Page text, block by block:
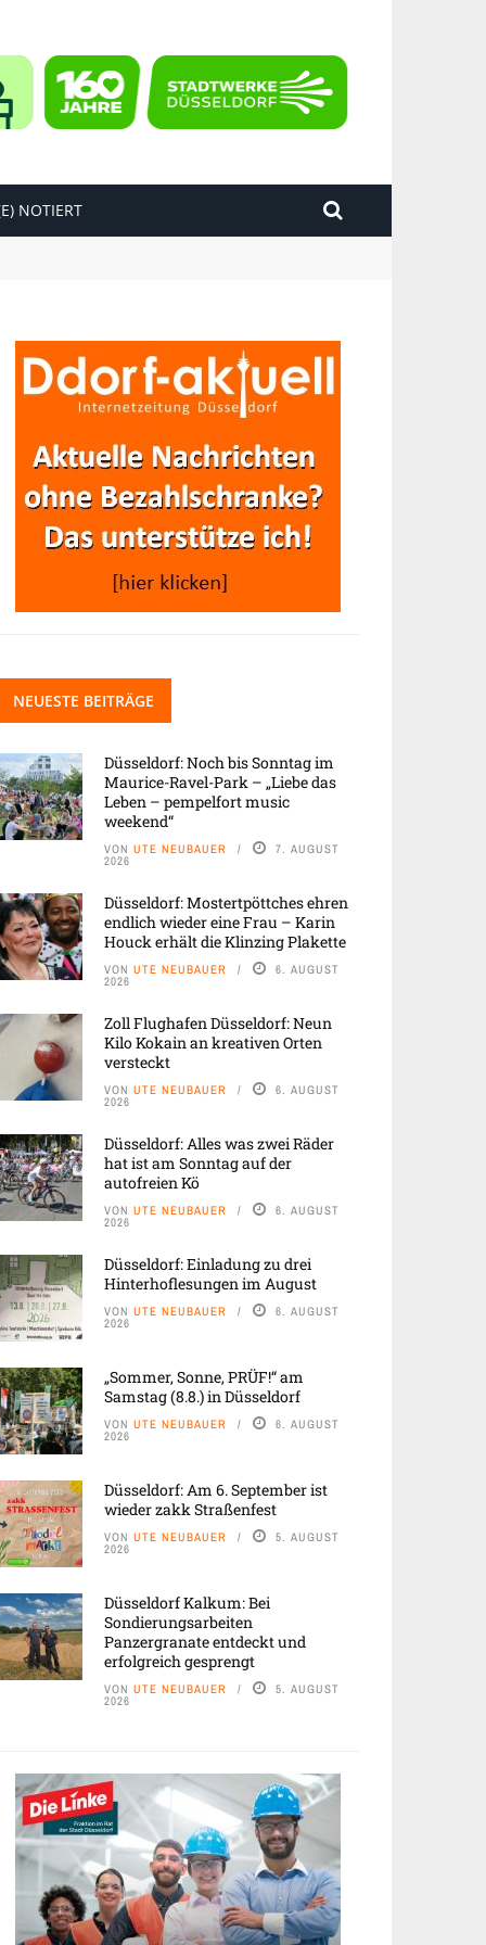
NOTIERT
NEUESTE BEITRÄGE
Düsseldorf: Noch bis Sonntag im
Maurice-Ravel-Park – „Liebe das
Leben – pempelfort music
weekend“
VON UTE NEUBAUER 7. AUGUST
2026
Düsseldorf: Mostertpöttches ehren
endlich wieder eine Frau – Karin
Houck erhält die Klinzing Plakette
VON UTE NEUBAUER 6. AUGUST
2026
Zoll Flughafen Düsseldorf: Neun
Kilo Kokain an kreativen Orten
versteckt
VON UTE NEUBAUER 6. AUGUST
2026
Düsseldorf: Alles was zwei Räder
hat ist am Sonntag auf der
autofreien Kö
VON UTE NEUBAUER 6. AUGUST
2026
Düsseldorf: Einladung zu drei
Hinterhoflesungen im August
VON UTE NEUBAUER 6. AUGUST
2026
„Sommer, Sonne, PRÜF!“ am
Samstag (8.8.) in Düsseldorf
VON UTE NEUBAUER 6. AUGUST
2026
Düsseldorf: Am 6. September ist
wieder zakk Straßenfest
VON UTE NEUBAUER 5. AUGUST
2026
Düsseldorf Kalkum: Bei
Sondierungsarbeiten
Panzergranate entdeckt und
erfolgreich gesprengt
VON UTE NEUBAUER 5. AUGUST
2026